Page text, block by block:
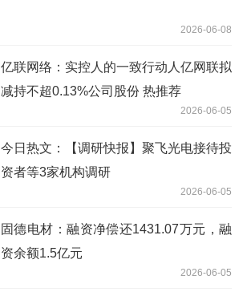
2026-06-08
亿联网络：实控人的一致行动人亿网联拟
减持不超0.13%公司股份 热推荐
2026-06-05
今日热文：【调研快报】聚飞光电接待投
资者等3家机构调研
2026-06-05
固德电材：融资净偿还1431.07万元，融
资余额1.5亿元
2026-06-05